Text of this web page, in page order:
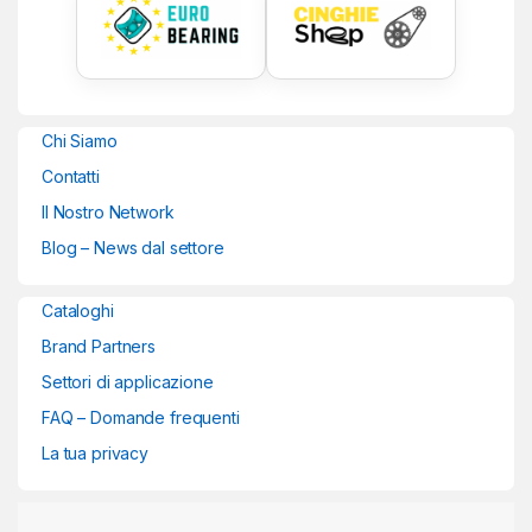
Chi Siamo
Contatti
Il Nostro Network
Blog – News dal settore
Cataloghi
Brand Partners
Settori di applicazione
FAQ – Domande frequenti
La tua privacy